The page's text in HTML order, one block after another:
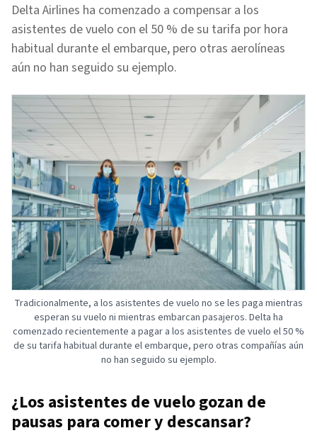
Delta Airlines ha comenzado a compensar a los
asistentes de vuelo con el 50 % de su tarifa por hora
habitual durante el embarque, pero otras aerolíneas
aún no han seguido su ejemplo.
Tradicionalmente, a los asistentes de vuelo no se les paga mientras
esperan su vuelo ni mientras embarcan pasajeros. Delta ha
comenzado recientemente a pagar a los asistentes de vuelo el 50 %
de su tarifa habitual durante el embarque, pero otras compañías aún
no han seguido su ejemplo.
¿Los asistentes de vuelo gozan de
pausas para comer y descansar?